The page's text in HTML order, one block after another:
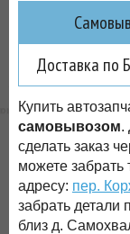
Доставка по
Купить
самовывозом.
сделать заказ
можете забрать
адресу: пер.
забрать детали
близ д.